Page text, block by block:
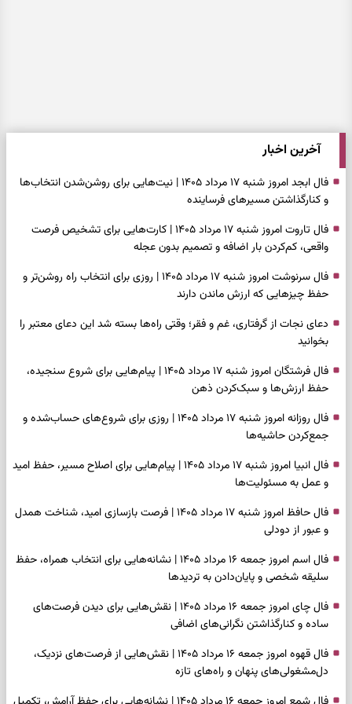
آخرین اخبار
فال ابجد امروز شنبه ۱۷ مرداد ۱۴۰۵ | نیت‌هایی برای روشن‌شدن انتخاب‌ها
و کنارگذاشتن مسیرهای فرساینده
فال تاروت امروز شنبه ۱۷ مرداد ۱۴۰۵ | کارت‌هایی برای تشخیص فرصت
واقعی، کم‌کردن بار اضافه و تصمیم بدون عجله
فال سرنوشت امروز شنبه ۱۷ مرداد ۱۴۰۵ | روزی برای انتخاب راه روشن‌تر و
حفظ چیزهایی که ارزش ماندن دارند
دعای نجات از گرفتاری، غم و فقر؛ وقتی راه‌ها بسته شد این دعای معتبر را
بخوانید
فال فرشتگان امروز شنبه ۱۷ مرداد ۱۴۰۵ | پیام‌هایی برای شروع سنجیده،
حفظ ارزش‌ها و سبک‌کردن ذهن
فال روزانه امروز شنبه ۱۷ مرداد ۱۴۰۵ | روزی برای شروع‌های حساب‌شده و
جمع‌کردن حاشیه‌ها
فال انبیا امروز شنبه ۱۷ مرداد ۱۴۰۵ | پیام‌هایی برای اصلاح مسیر، حفظ امید
و عمل به مسئولیت‌ها
فال حافظ امروز شنبه ۱۷ مرداد ۱۴۰۵ | فرصت بازسازی امید، شناخت همدل
و عبور از دودلی
فال اسم امروز جمعه ۱۶ مرداد ۱۴۰۵ | نشانه‌هایی برای انتخاب همراه، حفظ
سلیقه شخصی و پایان‌دادن به تردیدها
فال چای امروز جمعه ۱۶ مرداد ۱۴۰۵ | نقش‌هایی برای دیدن فرصت‌های
ساده و کنارگذاشتن نگرانی‌های اضافی
فال قهوه امروز جمعه ۱۶ مرداد ۱۴۰۵ | نقش‌هایی از فرصت‌های نزدیک،
دل‌مشغولی‌های پنهان و راه‌های تازه